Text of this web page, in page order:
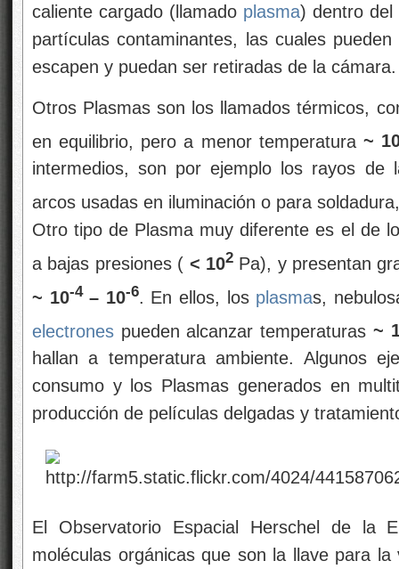
caliente cargado (llamado plasma) dentro del
partículas contaminantes, las cuales
escapen y puedan ser retiradas de la cámara.
Otros Plasmas son los llamados térmicos,
en equilibrio, pero a menor temperatura ~
intermedios, son por ejemplo los rayos de
arcos usadas en iluminación o para
Otro tipo de Plasma muy diferente es el de
a bajas presiones ( < 102Pa), y presentan
~ 10-4– 10-6. En ellos, los plasmas,
electrones pueden alcanzar temperaturas ~
hallan a temperatura ambiente. Algunos
consumo y los Plasmas generados en
producción de películas delgadas y
El Observatorio Espacial Herschel de la
moléculas orgánicas que son la llave para